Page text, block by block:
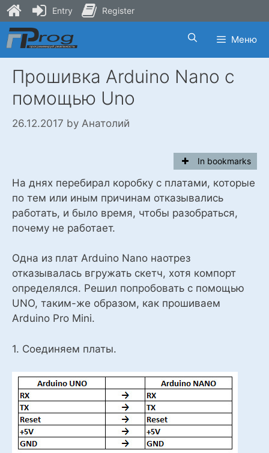
Skip
to
content
Меню
Прошивка Arduino Nano с
помощью Uno
26.12.2017 by Анатолий
In bookmarks
На днях перебирал коробку с платами, которые
по тем или иным причинам отказывались
работать, и было время, чтобы разобраться,
почему не работает.
Одна из плат Arduino Nano наотрез
отказывалась вгружать скетч, хотя компорт
определялся. Решил попробовать с помощью
UNO, таким-же образом, как прошиваем
Arduino Pro Mini.
1. Соединяем платы.
Entry Register